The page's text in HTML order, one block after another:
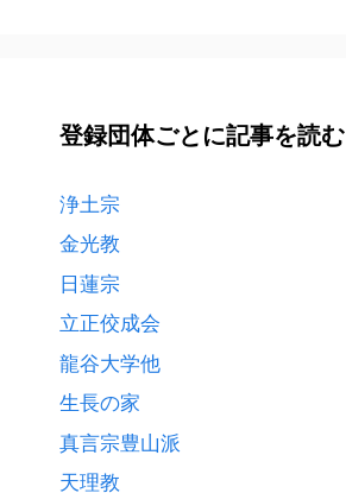
に
事
を
読
む
登録団体ごとに記事を読む
浄土宗
金光教
日蓮宗
立正佼成会
龍谷大学他
生長の家
真言宗豊山派
天理教